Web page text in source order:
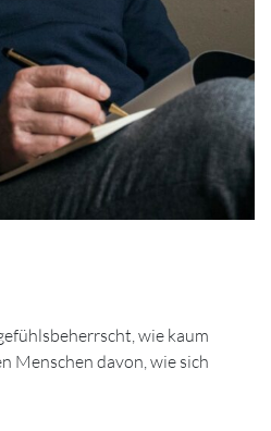
wie kaum
Menschen davon, wie sich